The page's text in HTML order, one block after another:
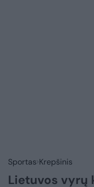
Sportas Krepšinis
Lietuvos vyrų